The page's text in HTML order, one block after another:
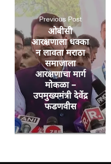
Previous Post
ओबीसी
आरक्षणाला धक्का
न लावता मराठा
समाजाला
आरक्षणाचा मार्ग
मोकळा –
उपमुख्यमंत्री देवेंद्र
फडणवीस